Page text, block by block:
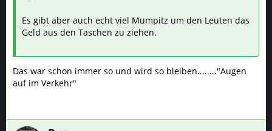
Es gibt aber auch echt viel Mumpitz um den Leuten das
Geld aus den Taschen zu ziehen.
Das war schon immer so und wird so bleiben........"Augen
auf im Verkehr"